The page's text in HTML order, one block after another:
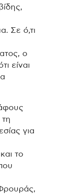
Σε ό,τι
ο
είναι
τη
για
το